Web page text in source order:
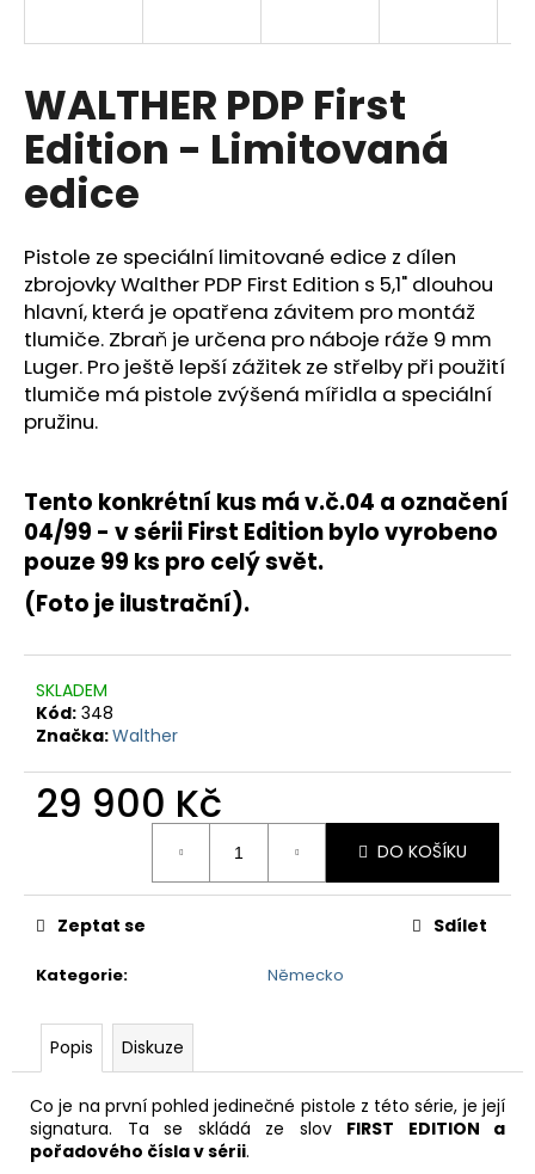
WALTHER PDP First
Edition - Limitovaná
edice
Pistole ze speciální limitované edice z dílen
zbrojovky Walther PDP First Edition s 5,1" dlouhou
hlavní, která je opatřena závitem pro montáž
tlumiče. Zbraň je určena pro náboje ráže 9 mm
Luger. Pro ještě lepší zážitek ze střelby při použití
tlumiče má pistole zvýšená mířidla a speciální
pružinu.
Tento konkrétní kus má v.č.04 a označení
04/99 - v sérii First Edition bylo vyrobeno
pouze 99 ks pro celý svět.
(Foto je ilustrační).
SKLADEM
Kód: 348
Značka:Walther
29 900 Kč
DO KOŠÍKU
Kategorie: Německo
Zeptat se Sdílet
Popis Diskuze
Co je na první pohled jedinečné pistole z této série, je její
signatura. Ta se skládá ze slov FIRST EDITION a
pořadového čísla v sérii.
í
t
?
HLEDAT
D
o
p
r
u
č
u
j
e